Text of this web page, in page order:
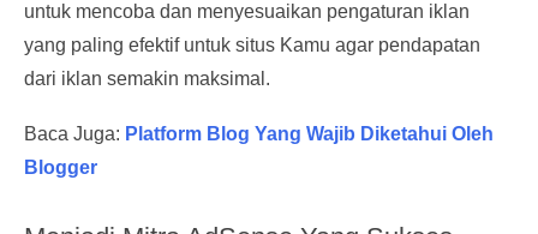
untuk mencoba dan menyesuaikan pengaturan iklan
yang paling efektif untuk situs Kamu agar pendapatan
dari iklan semakin maksimal.
Baca Juga: Platform Blog Yang Wajib Diketahui Oleh
Blogger